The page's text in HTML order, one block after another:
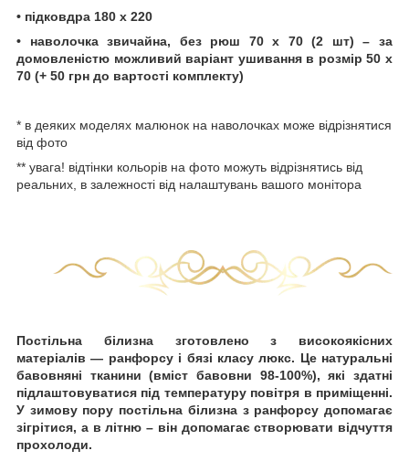
• підковдра 180 х 220
• наволочка звичайна, без рюш 70 х 70 (2 шт) – за
домовленістю можливий варіант ушивання в розмір 50 х
70 (+ 50 грн до вартості комплекту)
* в деяких моделях малюнок на наволочках може відрізнятися
від фото
** увага! відтінки кольорів на фото можуть відрізнятись від
реальних, в залежності від налаштувань вашого монітора
Постільна білизна зготовлено
з високоякісних
матеріалів — ранфорсу і бязі класу люкс. Це натуральні
бавовняні тканини (вміст бавовни 98-100%), які здатні
підлаштовуватися під температуру повітря в приміщенні.
У зимову пору постільна білизна з ранфорсу допомагає
зігрітися, а в літню – він допомагає створювати відчуття
прохолоди.